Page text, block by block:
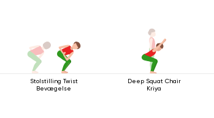
Stolstilling Twist
Bevægelse
Deep Squat Chair
Kriya